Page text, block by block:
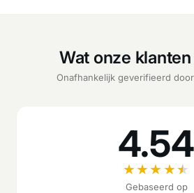
Wat onze
Onafhankelijk geverifieerd
4.54
★★★★★
Gebaseerd op